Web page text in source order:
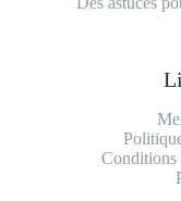
Conditions